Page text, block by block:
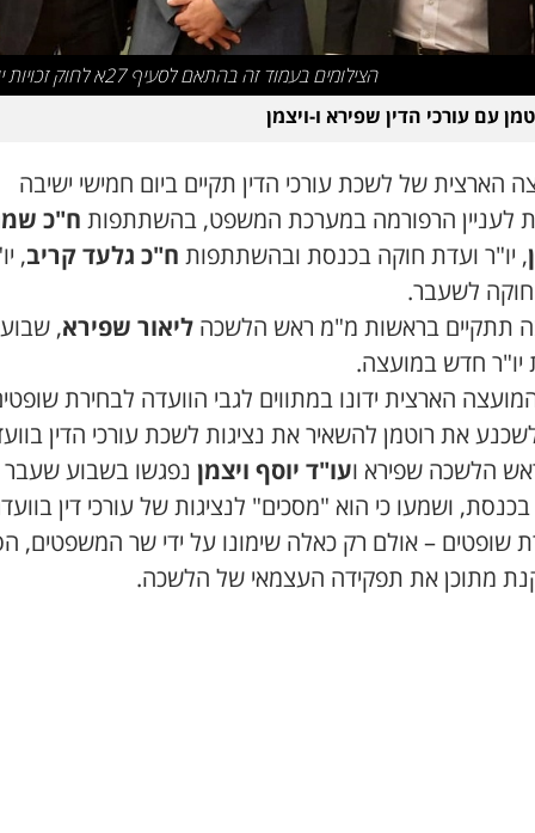
הצילומים בעמוד זה בהתאם לסעיף 27א לחוק זכויות יוצרים
עם עורכי הדין שפירא ו-ויצמן
הארצית של לשכת עורכי הדין תקיים ביום חמישי ישיבה
לעניין הרפורמה במערכת המשפט, בהשתתפות ח"כ
, יו"ר ועדת חוקה בכנסת ובהשתתפות ח"כ גלעד קריב,
לשעבר.
תתקיים בראשות מ"מ ראש הלשכהליאור שפירא,
יו"ר חדש במועצה.
הארצית ידונו במתווים לגבי הוועדה לבחירת
לשכנע את רוטמן להשאיר את נציגות לשכת עורכי הדין
הלשכה שפירא ועו"ד יוסף ויצמן נפגשו בשבוע
בכנסת, ושמעו כי הוא "מסכים" לנציגות של עורכי דין
שופטים – אולם רק כאלה שימונו על ידי שר המשפטים,
מתוכן את תפקידה העצמאי של הלשכה.